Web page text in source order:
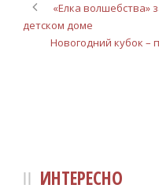
«Елка волшебства»
детском доме
Новогодний кубок
ИНТЕРЕСНО